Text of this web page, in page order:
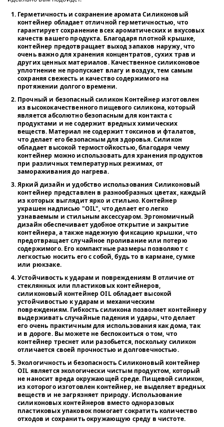
Герметичность и сохранение ароматаСиликоновый
контейнер обладает отличной герметичностью, что
гарантирует сохранение всех ароматических и вкусовых
качеств вашего продукта. Благодаря плотной крышке,
контейнер предотвращает выход запахов наружу, что
очень важно для хранения концентратов, сухих трав и
других ценных материалов. Качественное силиконовое
уплотнение не пропускает влагу и воздух, тем самым
сохраняя свежесть и качество содержимого на
протяжении долгого времени.
Прочный и безопасный силикон Контейнер изготовлен
из высококачественного пищевого силикона, который
является абсолютно безопасным для контакта с
продуктами и не содержит вредных химических
веществ. Материал не содержит токсинов и фталатов,
что делает его безопасным для здоровья. Силикон
обладает высокой термостойкостью, благодаря чему
контейнер можно использовать для хранения продуктов
при различных температурных режимах, от
замораживания до нагрева.
Яркий дизайн и удобство использования Силиконовый
контейнер представлен в разнообразных цветах, каждый
из которых выглядит ярко и стильно. Контейнер
украшен надписью "OIL", что делает его легко
узнаваемым и стильным аксессуаром. Эргономичный
дизайн обеспечивает удобное открытие и закрытие
контейнера, а также надежную фиксацию крышки, что
предотвращает случайное проливание или потерю
содержимого. Его компактные размеры позволяют с
легкостью носить его с собой, будь то в кармане, сумке
или рюкзаке.
Устойчивость к ударам и повреждениям В отличие от
стеклянных или пластиковых контейнеров,
силиконовый контейнер OIL обладает высокой
устойчивостью к ударам и механическим
повреждениям. Гибкость силикона позволяет контейнеру
выдерживать случайные падения и удары, что делает
его очень практичным для использования как дома, так
и в дороге. Вы можете не беспокоиться о том, что
контейнер треснет или разобьется, поскольку силикон
отличается своей прочностью и долговечностью.
Экологичность и безопасностьСиликоновый контейнер
OIL является экологически чистым продуктом, который
не наносит вреда окружающей среде. Пищевой силикон,
из которого изготовлен контейнер, не выделяет вредных
веществ и не загрязняет природу. Использование
силиконовых контейнеров вместо одноразовых
пластиковых упаковок помогает сократить количество
отходов и сохранить окружающую среду в чистоте.